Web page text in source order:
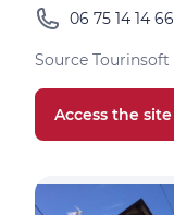
06 75 14 14 66
Source Tourinsoft
Access the site